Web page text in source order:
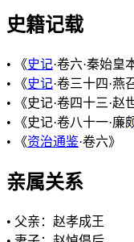
史籍记载
• 《史记·卷六·秦始皇
• 《史记·卷三十四·燕
• 《史记·卷四十三·赵
• 《史记·卷八十一·廉
• 《资治通鉴·卷六》
亲属关系
• 父亲：赵孝成王